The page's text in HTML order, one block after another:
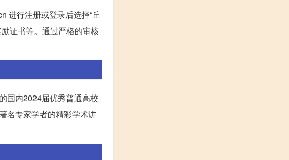
进行注册或登录后选择“丘
证书等。通过严格的审核
国内2024届优秀普通高校
名专家学者的精彩学术讲